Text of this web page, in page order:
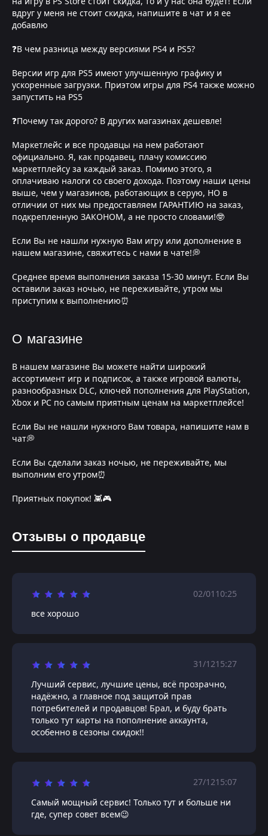
вдруг у меня не стоит скидка, напишите в чат и я ее
добавлю
❓В чем разница между версиями PS4 и PS5?
Версии игр для PS5 имеют улучшенную графику и
ускоренные загрузки. Приэтом игры для PS4 также можно
запустить на PS5
❓Почему так дорого? В других магазинах дешевле!
Маркетлейс и все продавцы на нем работают
официально. Я, как продавец, плачу комиссию
маркетплейсу за каждый заказ. Помимо этого, я
оплачиваю налоги со своего дохода. Поэтому наши цены
выше, чем у магазинов, работающих в серую, НО в
отличии от них мы предоставляем ГАРАНТИЮ на заказ,
подкрепленную ЗАКОНОМ, а не просто словами!🤓
Если Вы не нашли нужную Вам игру или дополнение в
нашем магазине, свяжитесь с нами в чате!💭
Среднее время выполнения заказа 15-30 минут. Если Вы
оставили заказ ночью, не переживайте, утром мы
приступим к выполнению⏰
О магазине
В нашем магазине Вы можете найти широкий
ассортимент игр и подписок, а также игровой валюты,
разнообразных DLC, ключей пополнения для PlayStation,
Xbox и PC по самым приятным ценам на маркетплейсе!
Если Вы не нашли нужного Вам товара, напишите нам в
чат💭
Если Вы сделали заказ ночью, не переживайте, мы
выполним его утром⏰
Приятных покупок! 👾🎮
Отзывы о продавце
02/01 10:25
все хорошо
31/1215:27
Лучший сервис, лучшие цены, всё прозрачно,
надёжно, а главное под защитой прав
потребителей и продавцов! Брал, и буду брать
только тут карты на пополнение аккаунта,
особенно в сезоны скидок!!
27/1215:07
Самый мощный сервис! Только тут и больше ни
где, супер совет всем😉